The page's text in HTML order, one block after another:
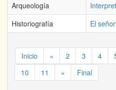
Arqueología
Historiografía
El
Inicio « 2 3 4
10
11 » Final